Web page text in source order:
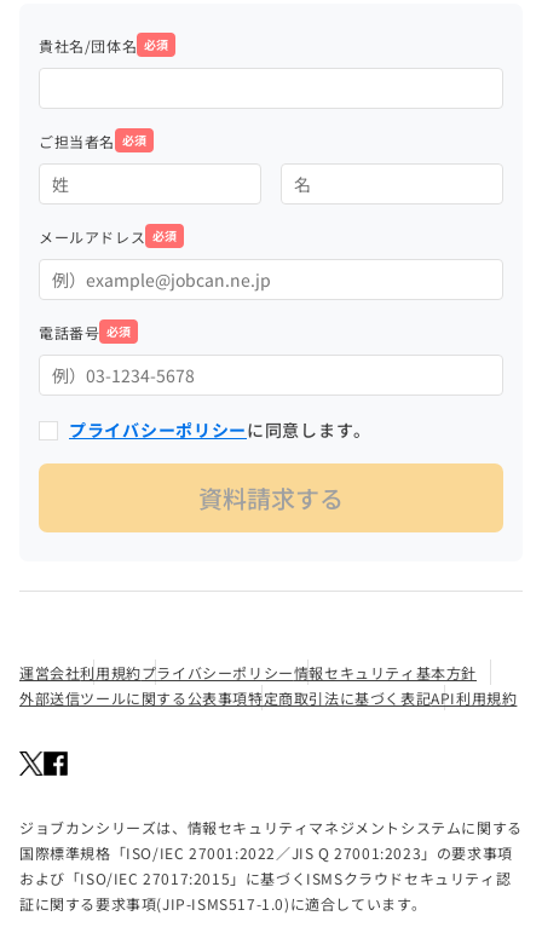
貴社名/団体名 必須
ご担当者名 必須
メールアドレス 必須
電話番号 必須
プライバシーポリシーに同意します。
運営会社利用規約プライバシーポリシー情報セキュリティ基本方針
外部送信ツールに関する公表事項特定商取引法に基づく表記API利用規約
ジョブカンシリーズは、情報セキュリティマネジメントシステムに関する
国際標準規格「ISO/IEC 27001:2022／JIS Q 27001:2023」の要求事項
および「ISO/IEC 27017:2015」に基づくISMSクラウドセキュリティ認
証に関する要求事項(JIP-ISMS517-1.0)に適合しています。